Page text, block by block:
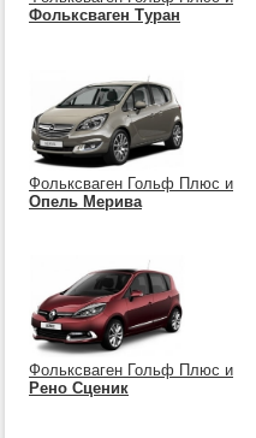
Фольксваген Туран
Фольксваген Гольф Плюс и
Опель Мерива
Фольксваген Гольф Плюс и
Рено Сценик